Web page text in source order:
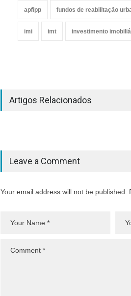
apfipp fundos de reabilitação
imi imt investimento
Artigos Relacionados
Leave a Comment
Your email address will not be